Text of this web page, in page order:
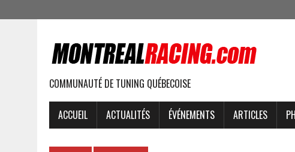
COMMUNAUTÉ DE TUNING QUÉBECOISE
ACCUEIL ACTUALITÉS ÉVÉNEMENTS ARTICLES